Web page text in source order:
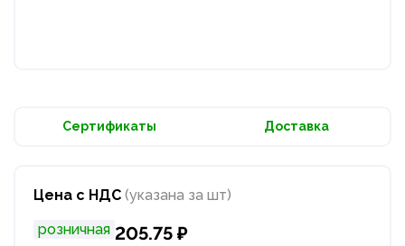
Сертификаты Доставка
Цена с НДС (указана за шт)
розничная 205.75 ₽